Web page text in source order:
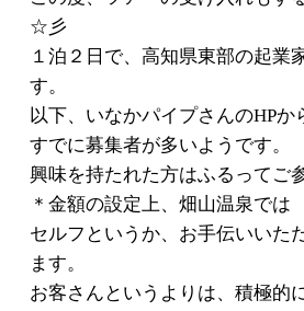
☆彡
１泊２日で、高知県東部の起業
す。
以下、いなかパイプさんのHPか
すでに募集者が多いようです。
興味を持たれた方はふるってご
＊金額の設定上、畑山温泉では
セルフというか、お手伝いいた
ます。
お客さんというよりは、積極的